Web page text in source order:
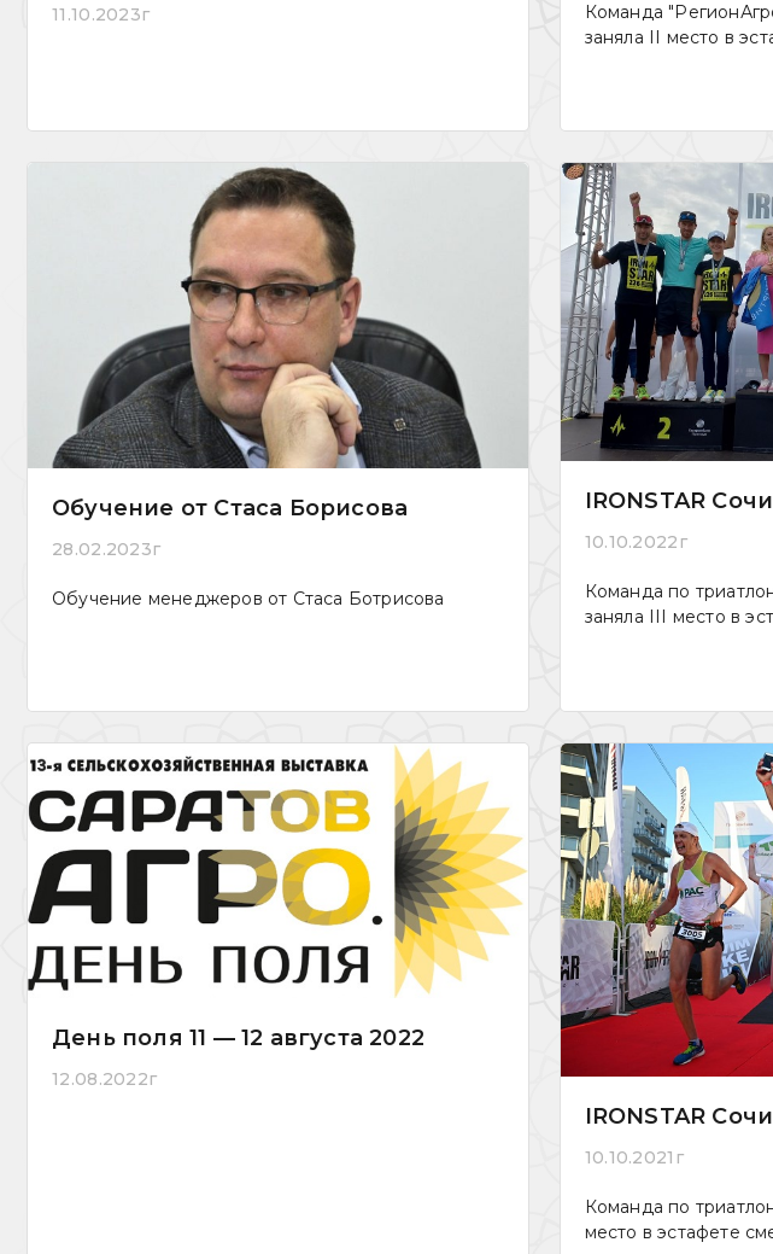
11.10.2023г
Команда
заняла II место в
Обучение от Стаса Борисова
28.02.2023г
Обучение менеджеров от Стаса Ботрисова
IRONSTAR
10.10.2022г
Команда по
заняла III место в
День поля 11 — 12 августа 2022
12.08.2022г
IRONSTAR
10.10.2021г
Команда по
место в эстафете